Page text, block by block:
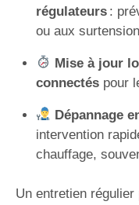
régulateurs:
ou aux
Mise à jour
connectéspour
Dépannage
intervention
chauffage,
Un entretien